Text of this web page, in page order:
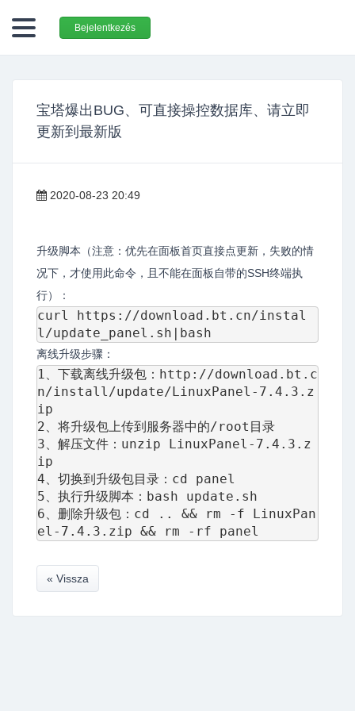
Bejelentkezés
宝塔爆出BUG、可直接操控数据库、请立即
更新到最新版
2020-08-23 20:49
升级脚本（注意：优先在面板首页直接点更新，失败的情
况下，才使用此命令，且不能在面板自带的SSH终端执
行）：
curl https://download.bt.cn/instal
离线升级步骤：
1、下载离线升级包：http://download.bt.c
n/install/update/LinuxPanel-7.4.3.z
ip
2、将升级包上传到服务器中的/root目录
3、解压文件：unzip LinuxPanel-7.4.3.z
ip
4、切换到升级包目录：cd panel
5、执行升级脚本：bash update.sh
6、删除升级包：cd .. && rm -f LinuxPan
el-7.4.3.zip && rm -rf panel
« Vissza